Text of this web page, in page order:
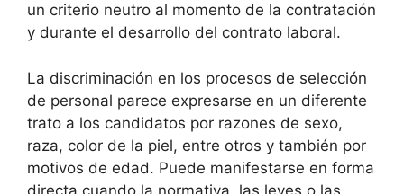
un criterio neutro al momento de la contratación
y durante el desarrollo del contrato laboral.
La discriminación en los procesos de selección
de personal parece expresarse en un diferente
trato a los candidatos por razones de sexo,
raza, color de la piel, entre otros y también por
motivos de edad. Puede manifestarse en forma
directa cuando la normativa, las leyes o las